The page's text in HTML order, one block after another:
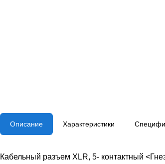
Описание Характеристики
Кабельный разъем XLR, 5- контактный